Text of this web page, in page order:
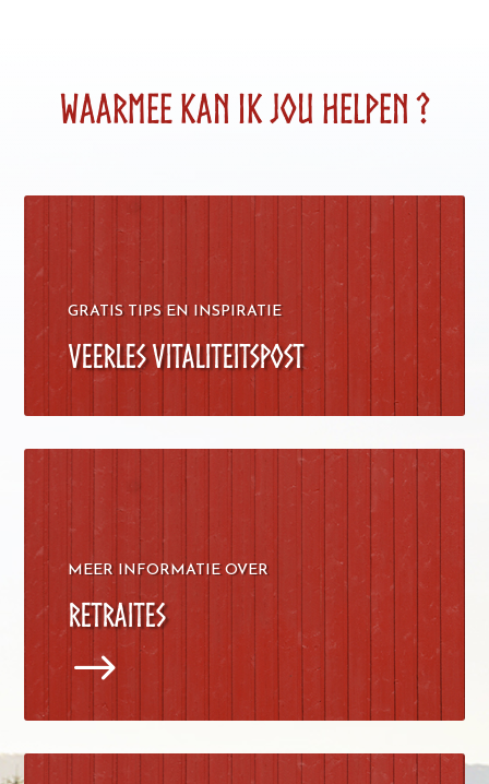
WAARMEE KAN IKJOU HELPEN ?
GRATIS TIPS EN INSPIRATIE
Veerles Vitaliteitspost
MEER INFORMATIE OVER
Retraites
$